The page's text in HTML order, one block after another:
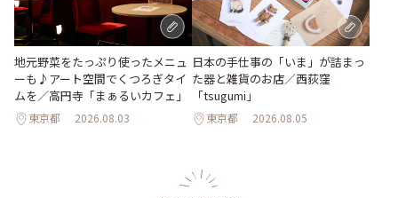
地元野菜をたっぷり使ったメニュ
ーも♪アート空間でくつろぎタイ
ムを／高円寺「まぁるいカフェ」
東京都 2026.08.03
日本の手仕事の「いま」が詰まっ
た器と雑貨のお店／西荻窪
「tsugumi」
東京都 2026.08.05